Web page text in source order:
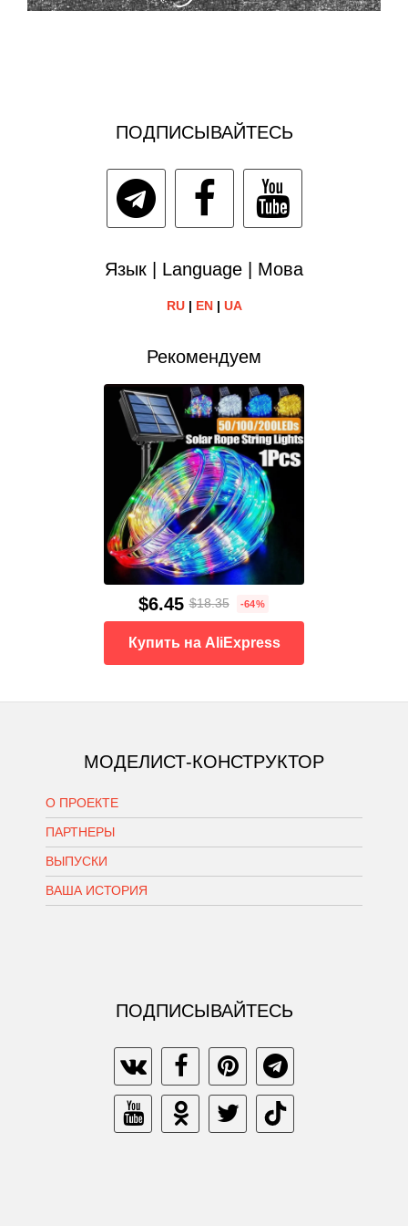
ПОДПИСЫВАЙТЕСЬ
Язык | Language | Мова
RU| EN| UA
Рекомендуем
$6.45 $18.35 -64%
Купить на AliExpress
МОДЕЛИСТ-КОНСТРУКТОР
О ПРОЕКТЕ
ПАРТНЕРЫ
ВЫПУСКИ
ВАША ИСТОРИЯ
ПОДПИСЫВАЙТЕСЬ